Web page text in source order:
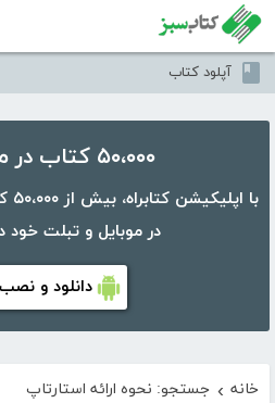
آپلود کتاب
۵۰،۰۰۰ کتاب در موبایل شما
در موبایل و تبلت خود
دانلود و نصب
خانه › جستجو: نحوه ارائه استارتاپ